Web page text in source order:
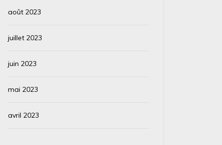
août 2023
juillet 2023
juin 2023
mai 2023
avril 2023